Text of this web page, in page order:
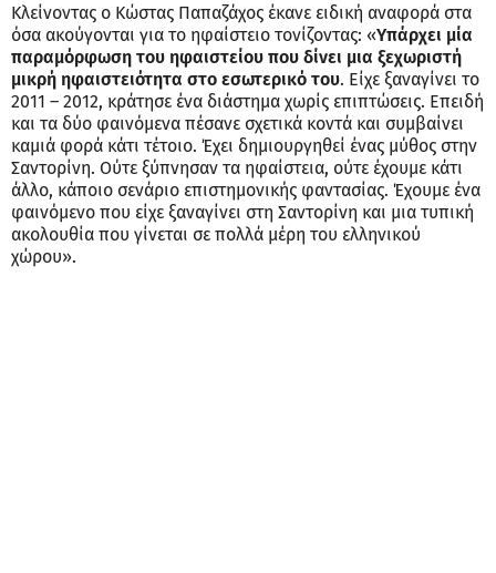
Κλείνοντας ο Κώστας Παπαζάχος έκανε ειδική αναφορά στα
όσα ακούγονται για το ηφαίστειο τονίζοντας: «Υπάρχει μία
παραμόρφωση του ηφαιστείου που δίνει μια ξεχωριστή
μικρή ηφαιστειότητα στο εσωτερικό του. Είχε ξαναγίνει το
2011 – 2012, κράτησε ένα διάστημα χωρίς επιπτώσεις. Επειδή
και τα δύο φαινόμενα πέσανε σχετικά κοντά και συμβαίνει
καμιά φορά κάτι τέτοιο. Έχει δημιουργηθεί ένας μύθος στην
Σαντορίνη. Ούτε ξύπνησαν τα ηφαίστεια, ούτε έχουμε κάτι
άλλο, κάποιο σενάριο επιστημονικής φαντασίας. Έχουμε ένα
φαινόμενο που είχε ξαναγίνει στη Σαντορίνη και μια τυπική
ακολουθία που γίνεται σε πολλά μέρη του ελληνικού
χώρου».